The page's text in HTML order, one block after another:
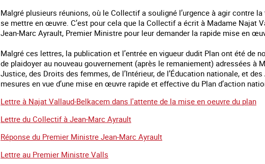
Malgré plusieurs réunions, où le Collectif a souligné l’urgence à agir contre
se mettre en œuvre. C’est pour cela que la Collectif a écrit à Madame Najat
Jean-Marc Ayrault, Premier Ministre pour leur demander la rapide mise en
Malgré ces lettres, la publication et l’entrée en vigueur dudit Plan ont été de
de plaidoyer au nouveau gouvernement (après le remaniement) adressées à
Justice, des Droits des femmes, de l’Intérieur, de l’Éducation nationale, et
mesures en vue d’une mise en œuvre rapide et effective du Plan d’action
Lettre à Najat Vallaud-Belkacem dans l'attente de la mise en oeuvre du plan
Lettre du Collectif à Jean-Marc Ayrault
Réponse du Premier Ministre Jean-Marc Ayrault
Lettre au Premier Ministre Valls